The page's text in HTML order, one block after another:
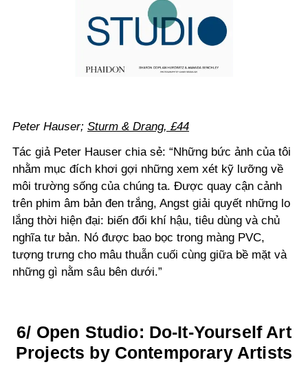
Peter Hauser; Sturm & Drang, £44
Tác giả Peter Hauser chia sẻ: “Những bức ảnh của tôi
nhằm mục đích khơi gợi những xem xét kỹ lưỡng về
môi trường sống của chúng ta. Được quay cận cảnh
trên phim âm bản đen trắng, Angst giải quyết những lo
lắng thời hiện đại: biến đổi khí hậu, tiêu dùng và chủ
nghĩa tư bản. Nó được bao bọc trong màng PVC,
tượng trưng cho mâu thuẫn cuối cùng giữa bề mặt và
những gì nằm sâu bên dưới.”
6/ Open Studio: Do-It-Yourself Art
Projects by Contemporary Artists